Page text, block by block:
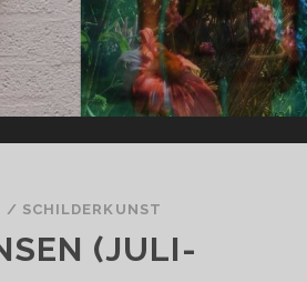
/ SCHILDERKUNST
(JULI-